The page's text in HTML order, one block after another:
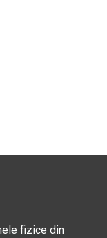
fizice din